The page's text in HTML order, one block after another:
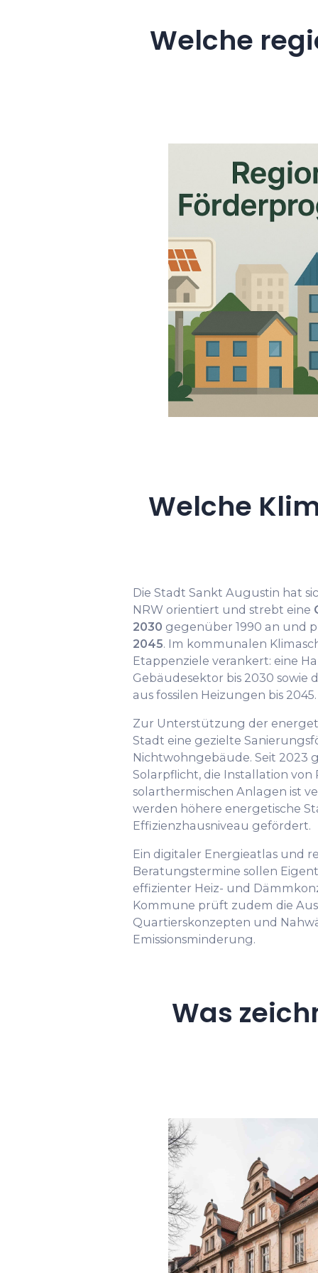
Welche
Welche
Die Stadt Sankt Augustin hat
NRW orientiert und strebt eine
2030 gegenüber 1990 an und
2045. Im kommunalen
Etappenziele verankert: eine
Gebäudesektor bis 2030 sowie
aus fossilen Heizungen bis 2045.
Zur Unterstützung der
Stadt eine gezielte
Nichtwohngebäude. Seit 2023
Solarpflicht, die Installation
solarthermischen Anlagen ist
werden höhere energetische
Effizienzhausniveau gefördert.
Ein digitaler Energieatlas und
Beratungstermine sollen
effizienter Heiz- und
Kommune prüft zudem die
Quartierskonzepten und
Emissionsminderung.
Was